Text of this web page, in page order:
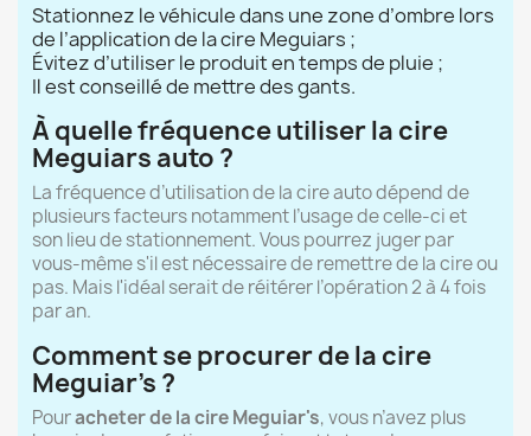
Stationnez le véhicule dans une zone d’ombre lors
de l’application de la cire Meguiars ;
Évitez d’utiliser le produit en temps de pluie ;
Il est conseillé de mettre des gants.
À quelle fréquence utiliser la cire
Meguiars auto ?
La fréquence d’utilisation de la cire auto dépend de
plusieurs facteurs notamment l’usage de celle-ci et
son lieu de stationnement. Vous pourrez juger par
vous-même s'il est nécessaire de remettre de la cire ou
pas. Mais l'idéal serait de réitérer l’opération 2 à 4 fois
par an.
Comment se procurer de la cire
Meguiar's ?
Pouracheter de la cire Meguiar's, vous n’avez plus